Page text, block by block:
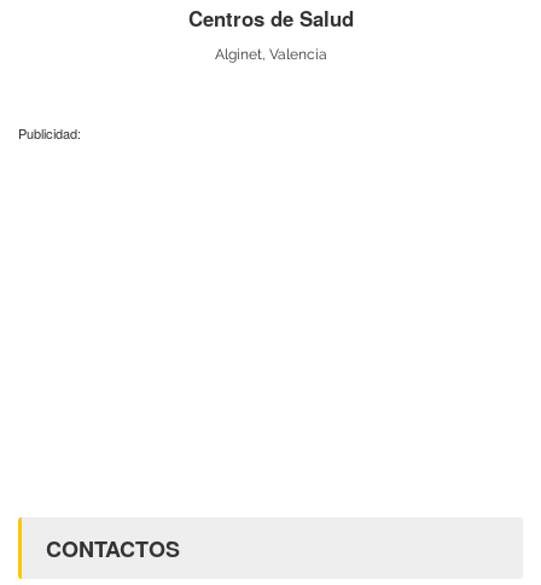
Centros de Salud
Alginet, Valencia
Publicidad:
CONTACTOS